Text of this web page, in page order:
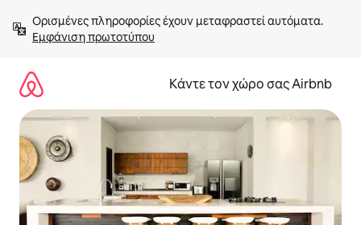
στο
περιεχόμενοΕμφάνιση πρωτοτύπου
Κάντε τον χώρο σας Airbnb